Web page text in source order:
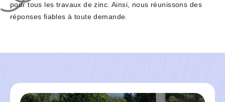
pour tous les travaux de zinc. Ainsi, nous réunissons des
réponses fiables à toute demande.